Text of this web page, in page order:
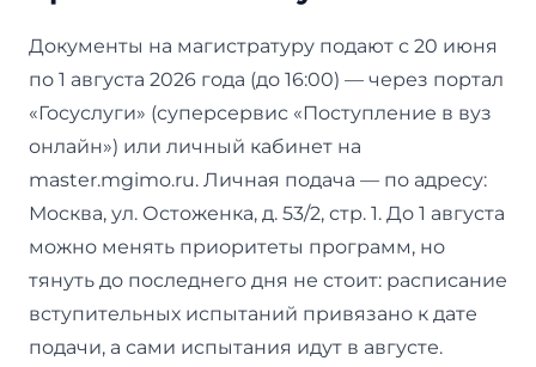
Документы на магистратуру подают с 20 июня
по 1 августа 2026 года (до 16:00) — через портал
«Госуслуги» (суперсервис «Поступление в вуз
онлайн») или личный кабинет на
master.mgimo.ru. Личная подача — по адресу:
Москва, ул. Остоженка, д. 53/2, стр. 1. До 1 августа
можно менять приоритеты программ, но
тянуть до последнего дня не стоит: расписание
вступительных испытаний привязано к дате
подачи, а сами испытания идут в августе.